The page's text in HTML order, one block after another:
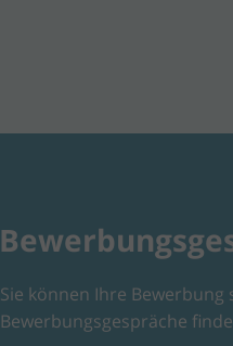
Sie können Ihre
Bewerbungsgespräche